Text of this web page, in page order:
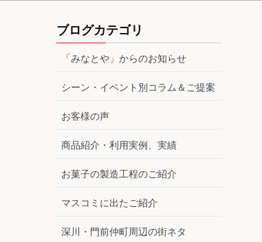
ブログカテゴリ
「みなとや」からのお知らせ
シーン・イベント別コラム＆ご提案
お客様の声
商品紹介・利用実例、実績
お菓子の製造工程のご紹介
マスコミに出たご紹介
深川・門前仲町周辺の街ネタ